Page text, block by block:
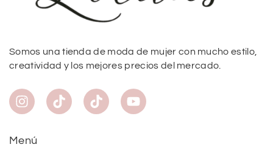
Somos una tienda de moda de mujer con mucho estilo,
creatividad y los mejores precios del mercado.
Menú